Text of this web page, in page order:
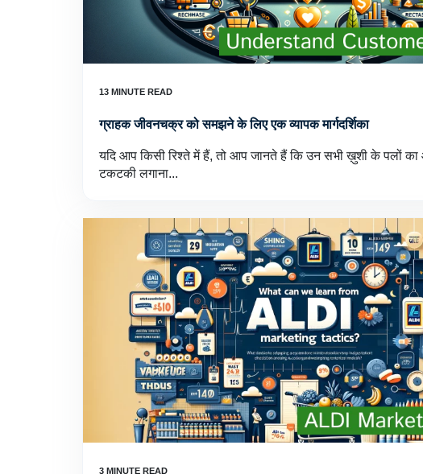
ग्राहक जीवनचक्र को समझने के लिए एक व्यापक मार्गदर्शिका
यदि आप किसी रिश्ते में हैं, तो आप जानते हैं कि उन सभी ख़ुशी के पलों
टकटकी लगाना...